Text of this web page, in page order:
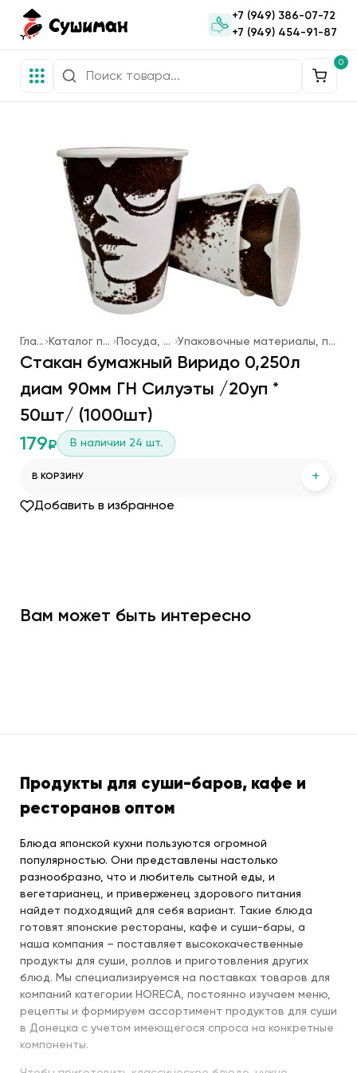
+7 (949) 386-07-72
+7 (949) 454-91-87
0
Главная Каталог продукции Посуда, упаковка Упаковочные материалы, посуда одноразовая
Стакан бумажный Виридо 0,250л
диам 90мм ГН Силуэты /20уп *
50шт/ (1000шт)
179₽ В наличии 24 шт.
В КОРЗИНУ +
Добавить в избранное
Вам может быть интересно
Продукты для суши-баров, кафе и
ресторанов оптом
Блюда японской кухни пользуются огромной
популярностью. Они представлены настолько
разнообразно, что и любитель сытной еды, и
вегетарианец, и приверженец здорового питания
найдет подходящий для себя вариант. Такие блюда
готовят японские рестораны, кафе и суши-бары, а
наша компания – поставляет высококачественные
продукты для суши, роллов и приготовления других
блюд. Мы специализируемся на поставках товаров для
компаний категории HORECA, постоянно изучаем меню,
рецепты и формируем ассортимент продуктов для суши
в Донецка с учетом имеющегося спроса на конкретные
компоненты.